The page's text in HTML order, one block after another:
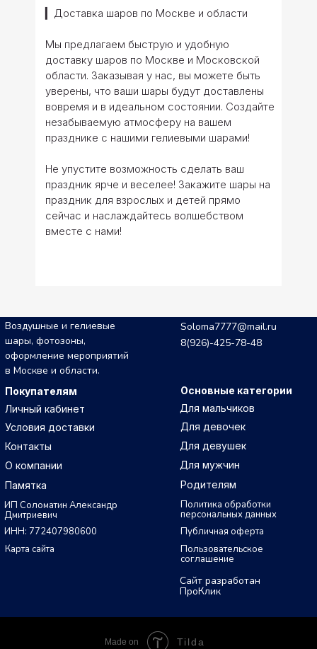
▎Доставка шаров по Москве и области
Мы предлагаем быструю и удобную
доставку шаров по Москве и Московской
области. Заказывая у нас, вы можете быть
уверены, что ваши шары будут доставлены
вовремя и в идеальном состоянии. Создайте
незабываемую атмосферу на вашем
празднике с нашими гелиевыми шарами!
Не упустите возможность сделать ваш
праздник ярче и веселее! Закажите шары на
праздник для взрослых и детей прямо
сейчас и наслаждайтесь волшебством
вместе с нами!
Сайт разработан
ПроКлик
Карта сайта
Публичная оферта
Пользовательское
соглашение
Политика обработки
персональных данных
Soloma7777@mail.ru
Воздушные и гелиевые
шары, фотозоны,
оформление мероприятий
в Москве и области.
8(926)-425-78-48
ИНН: 772407980600
ИП Соломатин Александр
Дмитриевич
Основные категории
Родителям
Для мужчин
Для девушек
Для мальчиков
Для девочек
Покупателям
Памятка
О компании
Контакты
Личный кабинет
Условия доставки
Made on Tilda